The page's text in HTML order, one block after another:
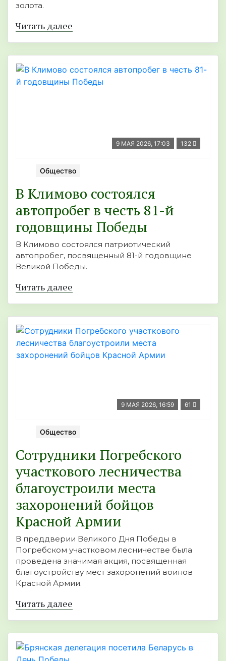
золота.
Читать далее
9 МАЯ 2026, 17:03 132
Общество
В Климово состоялся
автопробег в честь 81-й
годовщины Победы
В Климово состоялся патриотический
автопробег, посвященный 81-й годовщине
Великой Победы.
Читать далее
9 МАЯ 2026, 16:59 61
Общество
Сотрудники Погребского
участкового лесничества
благоустроили места
захоронений бойцов
Красной Армии
В преддверии Великого Дня Победы в
Погребском участковом лесничестве была
проведена значимая акция, посвященная
благоустройству мест захоронений воинов
Красной Армии.
Читать далее